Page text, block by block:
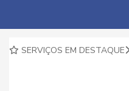
SERVIÇOS EM DESTAQUE